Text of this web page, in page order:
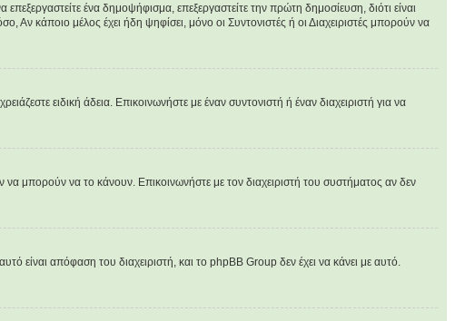
ένα δημοψήφισμα, επεξεργαστείτε την πρώτη δημοσίευση, διότι είναι
κάποιο μέλος έχει ήδη ψηφίσει, μόνο οι Συντονιστές ή οι Διαχειριστές μπορούν να
ειδική άδεια. Επικοινωνήστε με έναν συντονιστή ή έναν διαχειριστή για να
μπορούν να το κάνουν. Επικοινωνήστε με τον διαχειριστή του συστήματος αν δεν
είναι απόφαση του διαχειριστή, και το phpBB Group δεν έχει να κάνει με αυτό.